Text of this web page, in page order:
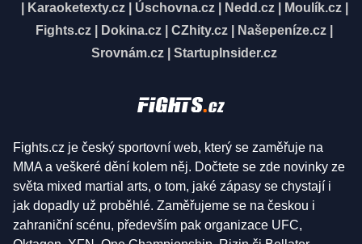
Karaoketexty.cz| Úschovna.cz| Nedd.cz| Moulík.cz|
Fights.cz
Dokina.cz CZhity.cz Našepeníze.cz
Srovnám.cz
StartupInsider.cz
Fights.cz je český sportovní web, který se zaměřuje na
MMA a veškeré dění kolem něj. Dočtete se zde novinky ze
světa mixed martial arts, o tom, jaké zápasy se chystají i
jak dopadly už proběhlé. Zaměřujeme se na českou i
zahraniční scénu, především pak organizace UFC,